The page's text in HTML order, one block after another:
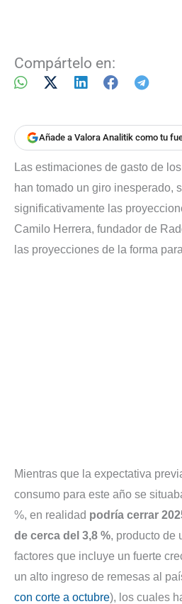
Compártelo en:
Añade a Valora Analitik como tu
Las estimaciones de gasto de
han tomado un giro inesperado,
significativamente las
Camilo Herrera, fundador de
las proyecciones de la forma
Mientras que la expectativa
consumo para este año se
%, en realidad podría cerrar
de cerca del 3,8 %, producto de
factores que incluye un fuerte
un alto ingreso de remesas al
con corte a octubre), los cuales